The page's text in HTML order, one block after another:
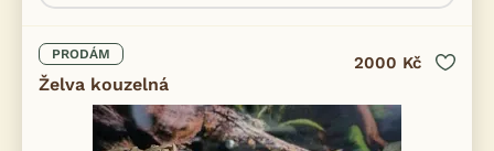
PRODÁM
Želva kouzelná
2000 Kč